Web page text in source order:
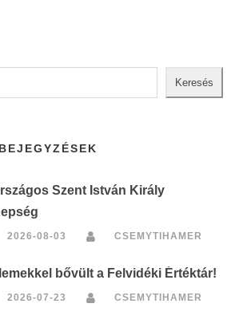
Keresés
Szent István Király
2026-08-03 CSEMYTIHAMER
bővült a Felvidéki Értéktár!
2026-07-23 CSEMYTIHAMER